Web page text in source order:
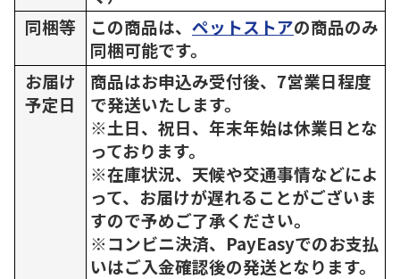
同梱等
この商品は、 ペットストアの商品のみ
同梱可能です。
お届け
予定日
商品はお申込み受付後、7営業日程度
で発送いたします。
※土日、祝日、年末年始は休業日とな
っております。
※在庫状況、天候や交通事情などによ
って、お届けが遅れることがございま
すので予めご了承ください。
※コンビニ決済、PayEasyでのお支払
いはご入金確認後の発送となります。